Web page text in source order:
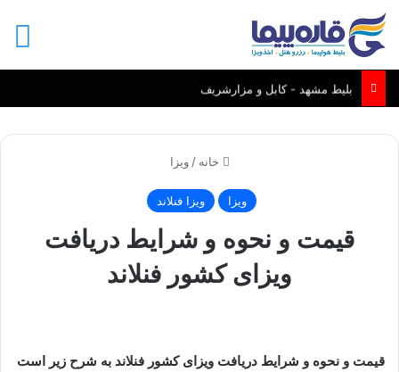
بلیط مشهد - کابل و مزارشریف
خانه / ویزا
ویزا ویزا فنلاند
قیمت و نحوه و شرایط دریافت
ویزای کشور فنلاند
قیمت و نحوه و شرایط دریافت ویزای کشور فنلاند به شرح زیر است